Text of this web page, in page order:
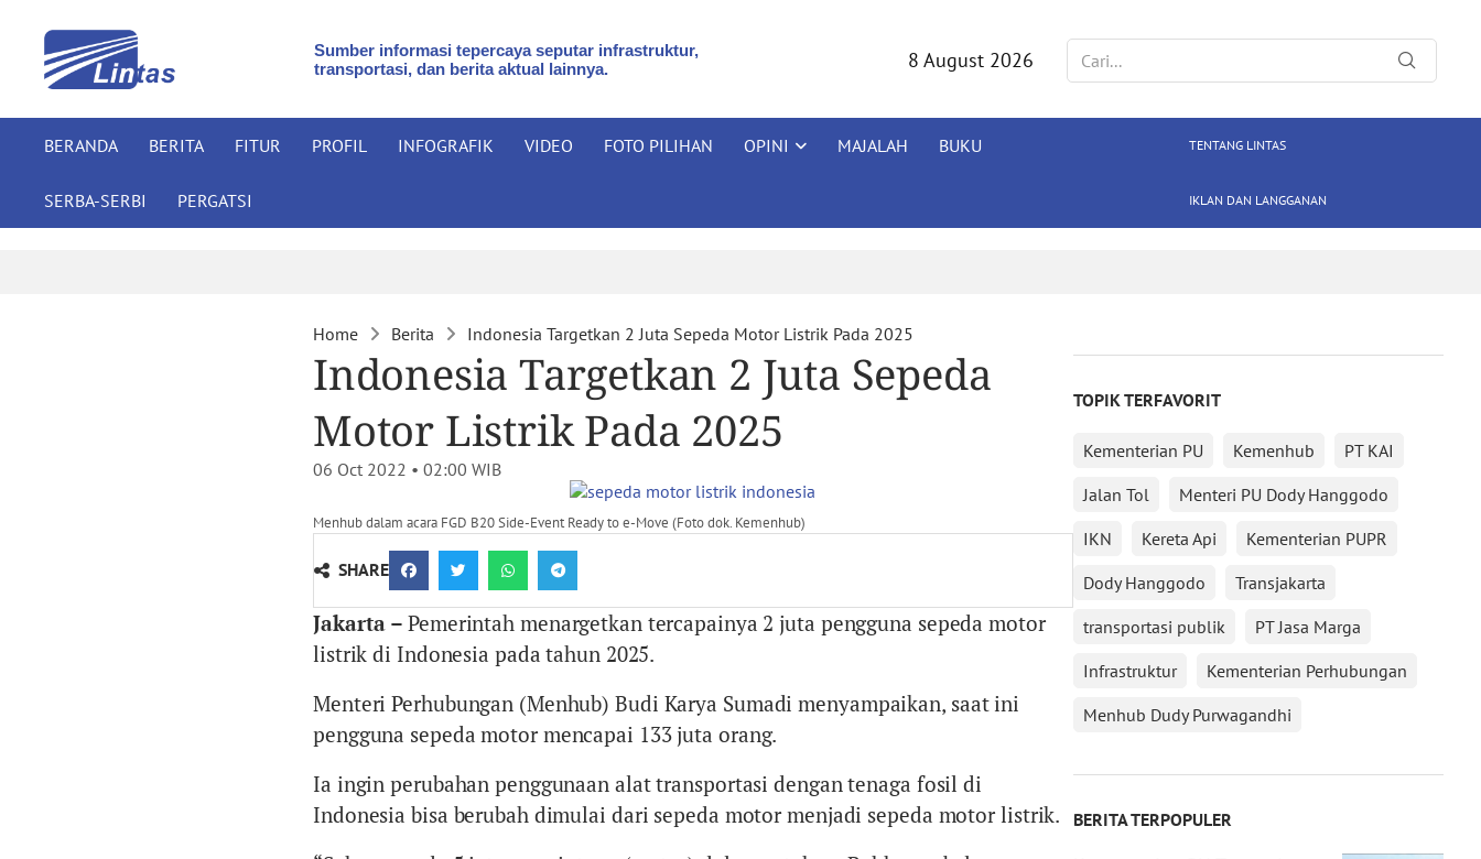
Sumber informasi tepercaya seputar infrastruktur,
transportasi, dan berita aktual lainnya.
8 August 2026
BERANDA BERITA FITUR PROFIL INFOGRAFIK VIDEO FOTO PILIHAN OPINI MAJALAH BUKU
SERBA-SERBI PERGATSI
TENTANG LINTAS
IKLAN DAN LANGGANAN
Home Berita Indonesia Targetkan 2 Juta Sepeda Motor Listrik Pada 2025
Indonesia Targetkan 2 Juta Sepeda
Motor Listrik Pada 2025
06 Oct 2022 • 02:00 WIB
Menhub dalam acara FGD B20 Side-Event Ready to e-Move (Foto dok. Kemenhub)
SHARE
Jakarta – Pemerintah menargetkan tercapainya 2 juta pengguna sepeda motor
listrik di Indonesia pada tahun 2025.
Menteri Perhubungan (Menhub) Budi Karya Sumadi menyampaikan, saat ini
pengguna sepeda motor mencapai 133 juta orang.
Ia ingin perubahan penggunaan alat transportasi dengan tenaga fosil di
Indonesia bisa berubah dimulai dari sepeda motor menjadi sepeda motor listrik.
TOPIK TERFAVORIT
Kementerian PU Kemenhub
PT KAI
Jalan Tol
Menteri PU Dody Hanggodo
IKN
Kereta Api
Kementerian PUPR
Dody Hanggodo
Transjakarta
transportasi publik
PT Jasa Marga
Infrastruktur
Kementerian Perhubungan
Menhub Dudy Purwagandhi
BERITA TERPOPULER